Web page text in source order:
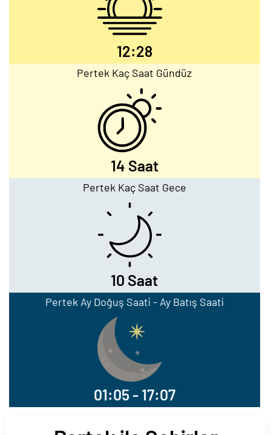
12:28
Pertek Kaç Saat Gündüz
14 Saat
Pertek Kaç Saat Gece
10 Saat
Pertek Ay Doğuş Saati - Ay Batış Saati
01:05 - 17:07